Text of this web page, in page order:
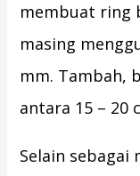
membuat ring
masing
mm. Tambah,
antara 15 – 20
Selain sebagai